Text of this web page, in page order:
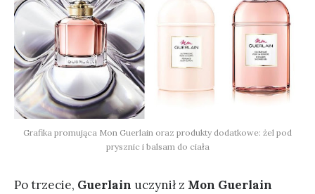
Grafika promująca Mon Guerlain oraz produkty dodatkowe: żel pod
prysznic i balsam do ciała
Po trzecie, Guerlain uczynił z Mon Guerlain